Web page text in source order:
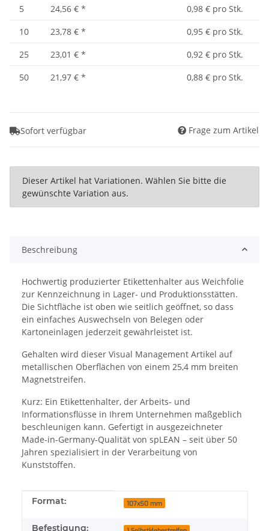
5 24,56 € *
0,98 € pro Stk.
10
23,78 € *
0,95 € pro Stk.
25
23,01 € *
0,92 € pro Stk.
50
21,97 € * 0,88 € pro Stk.
Sofort verfügbar Frage zum Artikel
x
Dieser Artikel hat Variationen. Wählen Sie bitte die
gewünschte Variation aus.
Beschreibung
Hochwertig produzierter Etikettenhalter aus Weichfolie
zur Kennzeichnung in Lager- und Produktionsstätten.
Die Sichtfläche ist oben wie seitlich geöffnet, so dass
ein einfaches Auswechseln von Belegen oder
Kartoneinlagen jederzeit gewährleistet ist.
Gehalten wird dieser Visual Management Artikel auf
metallischen Oberflächen von einem 25,4 mm breiten
Magnetstreifen.
Kurz: Ein Etikettenhalter, der Arbeits- und
Informationsflüsse in Ihrem Unternehmen maßgeblich
beschleunigen kann. Gefertigt in ausgezeichneter
Made-in-Germany-Qualität von spLEAN – seit über 50
Jahren spezialisiert in der Verarbeitung von
Kunststoffen.
Produkteigenschaft
Wert
Format: 107x50 mm
Befestigung: